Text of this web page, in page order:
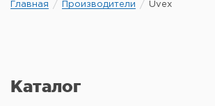
Главная Производители Uvex
Каталог